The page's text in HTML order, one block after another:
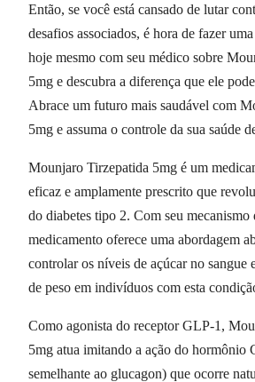
Então, se você está cansado de lutar
desafios associados, é hora de fazer
hoje mesmo com seu médico sobre
5mg e descubra a diferença que ele
Abrace um futuro mais saudável com
5mg e assuma o controle da sua saúde
Mounjaro Tirzepatida 5mg é um
eficaz e amplamente prescrito que
do diabetes tipo 2. Com seu mecanismo
medicamento oferece uma abordagem
controlar os níveis de açúcar no sangue
de peso em indivíduos com esta
Como agonista do receptor GLP-1,
5mg atua imitando a ação do hormônio
semelhante ao glucagon) que ocorre